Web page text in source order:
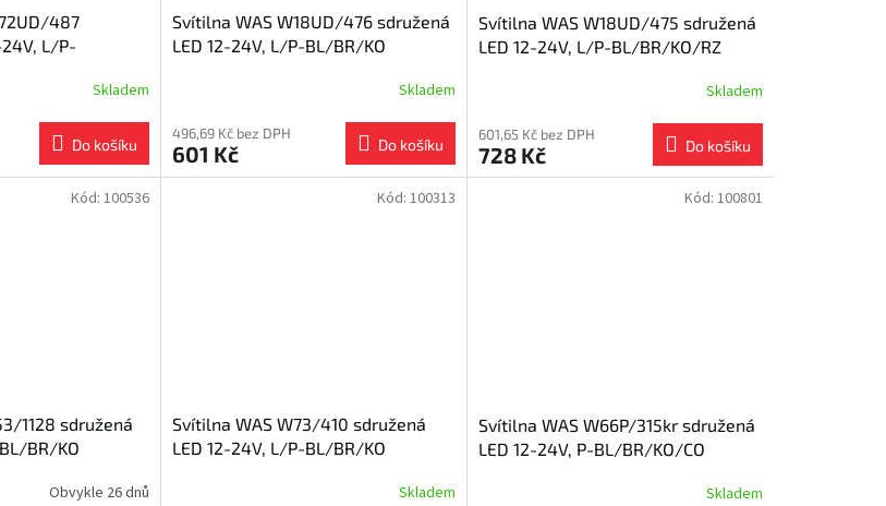
487
L/P-
Skladem
Do košíku
Svítilna WAS W18UD/476 sdružená
LED 12-24V, L/P-BL/BR/KO
Skladem
496,69 Kč bez DPH
601 Kč Do košíku
Svítilna WAS W18UD/475 sdružená
LED 12-24V, L/P-BL/BR/KO/RZ
Skladem
601,65 Kč bez DPH
728 Kč Do košíku
1128 sdružená
BR/KO
Obvykle 26 dnů
Kód: 100536
Svítilna WAS W73/410 sdružená
LED 12-24V, L/P-BL/BR/KO
Skladem
Kód: 100313
Svítilna WAS W66P/315kr sdružená
LED 12-24V, P-BL/BR/KO/CO
Skladem
Kód: 100801